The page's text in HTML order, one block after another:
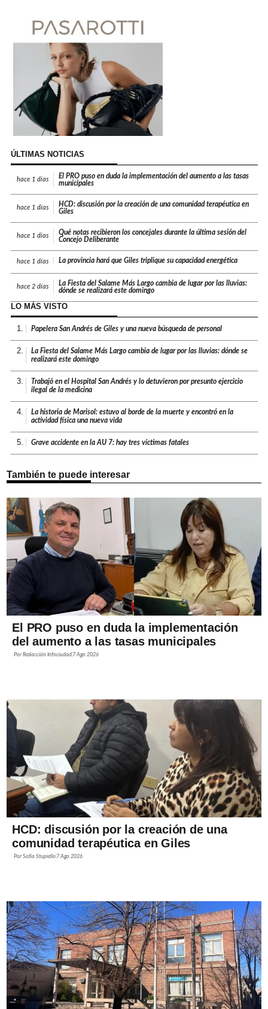
ÚLTIMAS NOTICIAS
hace 1 días
El PRO puso en duda la implementación del aumento a las tasas
municipales
hace 1 días
HCD: discusión por la creación de una comunidad terapéutica en
Giles
hace 1 días
Qué notas recibieron los concejales durante la última sesión del
Concejo Deliberante
hace 1 días La provincia hará que Giles triplique su capacidad energética
hace 2 días
La Fiesta del Salame Más Largo cambia de lugar por las lluvias:
dónde se realizará este domingo
LO MÁS VISTO
1. Papelera San Andrés de Giles y una nueva búsqueda de personal
2.
La Fiesta del Salame Más Largo cambia de lugar por las lluvias: dónde se
realizará este domingo
3.
Trabajó en el Hospital San Andrés y lo detuvieron por presunto ejercicio
ilegal de la medicina
4.
La historia de Marisol: estuvo al borde de la muerte y encontró en la
actividad física una nueva vida
5. Grave accidente en la AU 7: hay tres víctimas fatales
También te puede interesar
El PRO puso en duda la implementación
del aumento a las tasas municipales
PorRedacción Infociudad 7 Ago 2026
HCD: discusión por la creación de una
comunidad terapéutica en Giles
PorSofía Stupiello 7 Ago 2026